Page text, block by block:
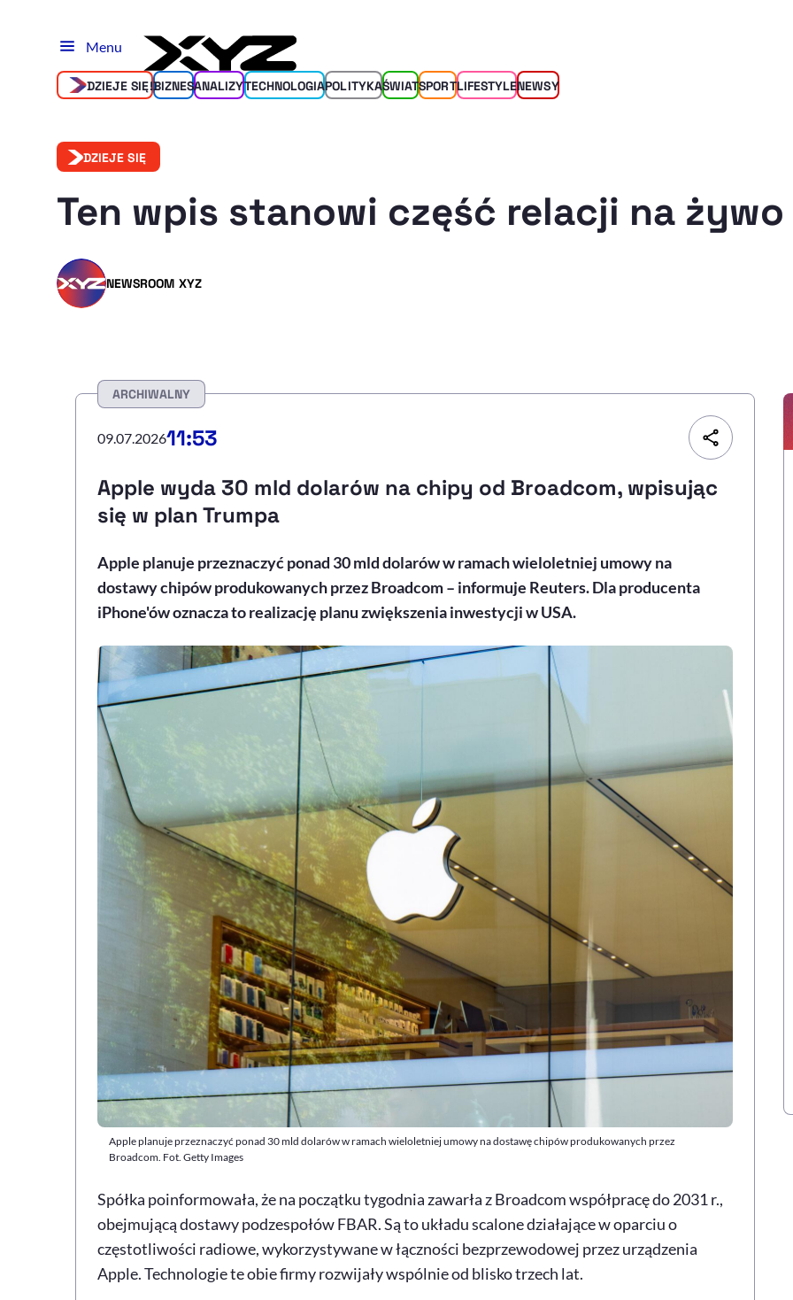
Menu
DZIEJE SIĘ!BIZNESANALIZYTECHNOLOGIAPOLITYKAŚWIATSPORTLIFESTYLENEWSY
DZIEJE SIĘ
Ten wpis stanowi część relacji na
NEWSROOM XYZ
ARCHIWALNY
09.07.202611:53
Apple wyda 30 mld dolarów na chipy od Broadcom, wpisując
się w plan Trumpa
Apple planuje przeznaczyć ponad 30 mld dolarów w ramach wieloletniej umowy na
dostawy chipów produkowanych przez Broadcom – informuje Reuters. Dla producenta
iPhone'ów oznacza to realizację planu zwiększenia inwestycji w USA.
Apple planuje przeznaczyć ponad 30 mld dolarów w ramach wieloletniej umowy na dostawę chipów produkowanych przez
Broadcom. Fot. Getty Images
Spółka poinformowała, że na początku tygodnia zawarła z Broadcom współpracę do 2031 r.,
obejmującą dostawy podzespołów FBAR. Są to układu scalone działające w oparciu o
częstotliwości radiowe, wykorzystywane w łączności bezprzewodowej przez urządzenia
Apple. Technologie te obie firmy rozwijały wspólnie od blisko trzech lat.